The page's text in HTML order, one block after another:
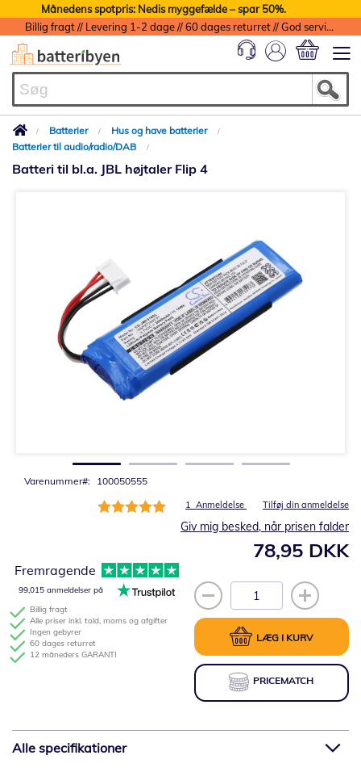
Månedens spotpris: Nedis myggefælde – spar 50%.
Billig fragt // Levering 1-2 dage // 60 dages returret // God service med garanti
Batterier
Hus og have batterier
Batterier til audio/radio/DAB
Batteri til bl.a. JBL højtaler Flip 4
Varenummer 100050555
Bedømmelse:
1 Anmeldelse Tilføj din anmeldelse
78,95 DKK
Giv mig besked, når prisen falder
LÆG I KURV
PRICEMATCH
Billig fragt
Alle priser inkl. told, moms og afgifter
Ingen gebyrer
60 dages returret
12 måneders GARANTI
Fremragende
99,015 anmeldelser på
billedgalleriet
Alle specifikationer